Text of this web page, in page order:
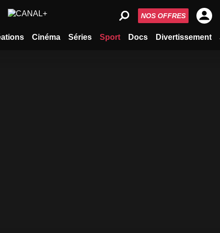
Cinéma Séries Sport Docs Divertissement
NOS OFFRES